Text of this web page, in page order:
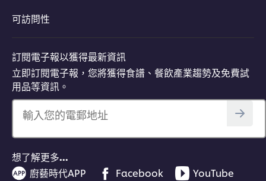
可訪問性
訂閱電子報以獲得最新資訊
立即訂閱電子報，您將獲得食譜、餐飲產業趨勢及免費試
用品等資訊。
輸入您的電郵地址
想了解更多…
廚藝時代APP
Facebook YouTube